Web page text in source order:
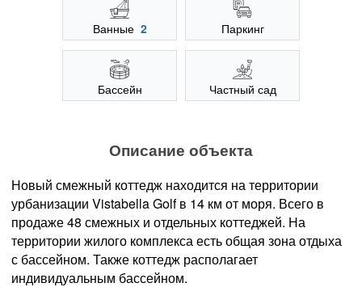
Ванные 2 Паркинг
Бассейн Частный сад
Описание объекта
Новый смежный коттедж находится на территории
урбанизации Vistabella Golf в 14 км от моря. Всего в
продаже 48 смежных и отдельных коттеджей. На
территории жилого комплекса есть общая зона отдыха
с бассейном. Также коттедж располагает
индивидуальным бассейном.